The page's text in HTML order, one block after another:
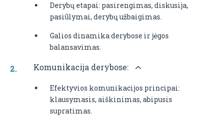
Derybų etapai: pasirengimas, diskusija,
pasiūlymai, derybų užbaigimas.
Galios dinamika derybose ir jėgos
balansavimas.
Komunikacija derybose:
Efektyvios komunikacijos principai:
klausymasis, aiškinimas, abipusis
supratimas.